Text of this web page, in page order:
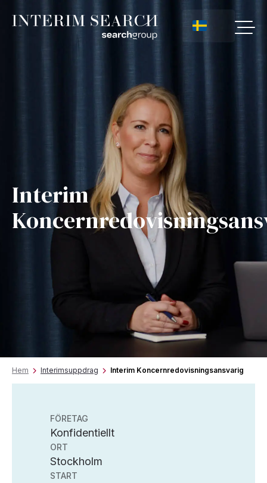
Interim
Hem Interimsuppdrag Interim Koncernredovisningsansvarig
FÖRETAG
Konfidentiellt
ORT
Stockholm
START